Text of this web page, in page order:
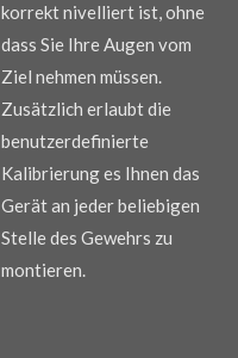
korrekt nivelliert ist, ohne
dass Sie Ihre Augen vom
Ziel nehmen müssen.
Zusätzlich erlaubt die
benutzerdefinierte
Kalibrierung es Ihnen das
Gerät an jeder beliebigen
Stelle des Gewehrs zu
montieren.